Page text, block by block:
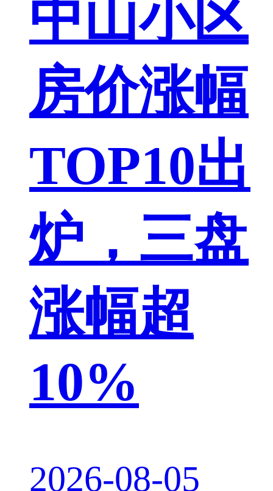
中山小区
房价涨幅
TOP10出
炉，三盘
涨幅超
10%
2026-08-05